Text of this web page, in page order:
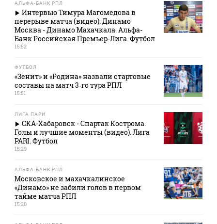
АЛЬФА-БАНК РПЛ
Интервью Тимура Магомедова в
перерыве матча (видео). Динамо
Москва - Динамо Махачкала. Альфа-
Банк Российская Премьер-Лига. Футбол
15:52
ФУТБОЛ
«Зенит» и «Родина» назвали стартовые
составы на матч 3‑го тура РПЛ
15:51
ЛИГА ПАРИ
СКА-Хабаровск - Спартак Кострома.
Голы и лучшие моменты (видео). Лига
PARI. Футбол
15:29
АЛЬФА-БАНК РПЛ
Московское и махачкалинское
«Динамо» не забили голов в первом
тайме матча РПЛ
15:20